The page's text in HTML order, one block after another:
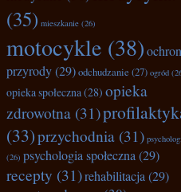
(35) mieszkanie (26)
motocykle (38)
przyrody(29)odchudzanie (27) ogród
opieka społeczna(28) opieka
zdrowotna (31)
(33)przychodnia (31)
(26) psychologia społeczna(29)
recepty (31)rehabilitacja(29)